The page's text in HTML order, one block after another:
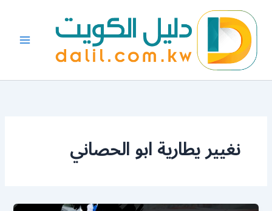
المحتوى
نغيير يطارية ابو الحصاني